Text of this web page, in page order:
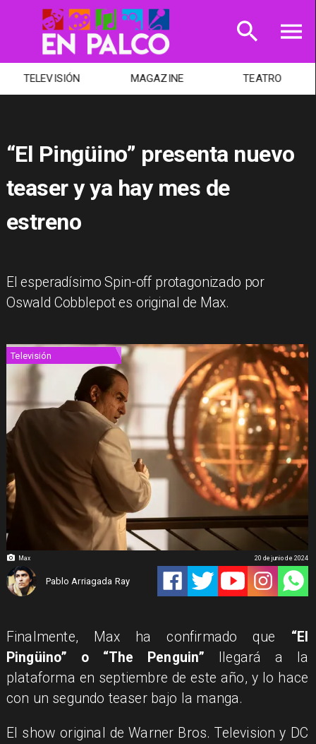
TELEVISIÓN MAGAZINE TEATRO
“El Pingüino” presenta nuevo
teaser y ya hay mes de
estreno
​El esperadísimo Spin-off protagonizado por
Oswald Cobblepot es original de Max.
Max
Televisión
Pablo Arriagada Ray
20 de junio de 2024
​Finalmente, Max ha confirmado que “El
Pingüino” o “The Penguin” llegará a la
plataforma en septiembre de este año, y lo hace
con un segundo teaser bajo la manga.
El show original de Warner Bros. Television y DC